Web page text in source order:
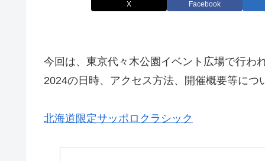
X Facebook
今回は、東京代々木公園イベント広場で行わ
2024の日時、アクセス方法、開催概要等につ
北海道限定サッポロクラシック